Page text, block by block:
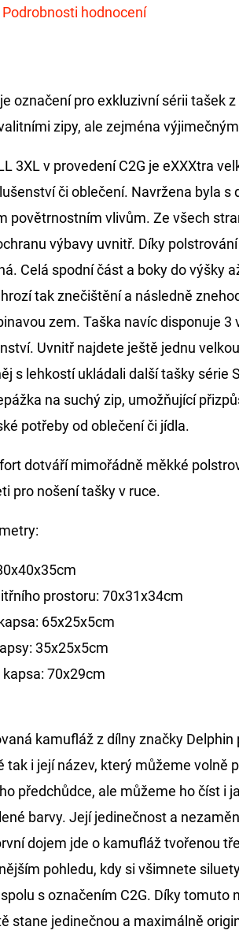
Podrobnosti hodnocení
označení pro exkluzivní sérii tašek
zipy, ale zejména
3XL v provedení C2G je eXXXtra
či oblečení. Navržena byla
povětrnostním vlivům. Ze všech
výbavy uvnitř. Díky
Celá spodní část a boky do výšky
tak znečištění a následně
zem. Taška navíc disponuje
Uvnitř najdete ještě jednu
s lehkostí ukládali další tašky série
na suchý zip, umožňující
potřeby od oblečení či jídla.
dotváří mimořádně měkké
pro nošení tašky v ruce.
prostoru: 70x31x34cm
65x25x5cm
35x25x5cm
70x29cm
kamufláž z dílny značky
tak i její název, který můžeme volně
předchůdce, ale můžeme ho číst i
barvy. Její jedinečnost a
dojem jde o kamufláž tvořenou
pohledu, kdy si všimnete
s označením C2G. Díky
stane jedinečnou a maximálně